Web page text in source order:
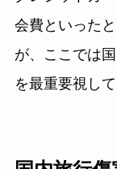
会費といった
が、ここでは
を最重要視し